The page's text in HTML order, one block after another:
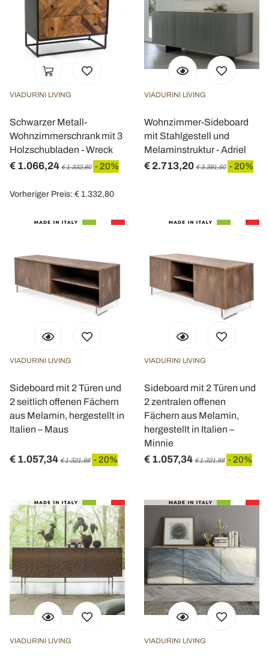
VIADURINI LIVING
Schwarzer Metall-
Wohnzimmerschrank mit 3
Holzschubladen - Wreck
€ 1.066,24 € 1.332,80 - 20%
Vorheriger Preis: € 1.332,80
VIADURINI LIVING
Wohnzimmer-Sideboard
mit Stahlgestell und
Melaminstruktur - Adriel
€ 2.713,20 € 3.391,50 - 20%
VIADURINI LIVING
Sideboard mit 2 Türen und
2 seitlich offenen Fächern
aus Melamin, hergestellt in
Italien – Maus
€ 1.057,34 € 1.321,68 - 20%
VIADURINI LIVING
Sideboard mit 2 Türen und
2 zentralen offenen
Fächern aus Melamin,
hergestellt in Italien –
Minnie
€ 1.057,34 € 1.321,68 - 20%
VIADURINI LIVING VIADURINI LIVING